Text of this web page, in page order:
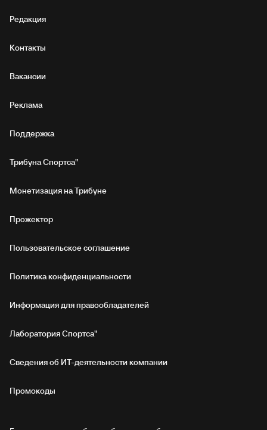
Редакция
Контакты
Вакансии
Реклама
Поддержка
Трибуна Спортса"
Монетизация на Трибуне
Прожектор
Пользовательское соглашение
Политика конфиденциальности
Информация для правообладателей
Лаборатория Спортса"
Сведения об ИТ‑деятельности компании
Промокоды